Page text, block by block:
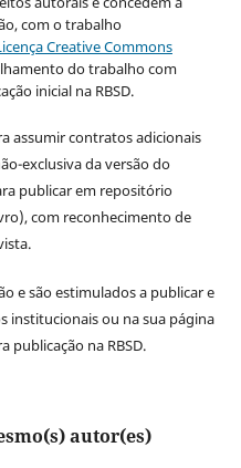
com o trabalho
Creative Commons
do trabalho com
inicial na RBSD.
assumir contratos adicionais
exclusiva da versão do
publicar em repositório
com reconhecimento de
e são estimulados a publicar e
institucionais ou na sua página
publicação na RBSD.
autor(es)